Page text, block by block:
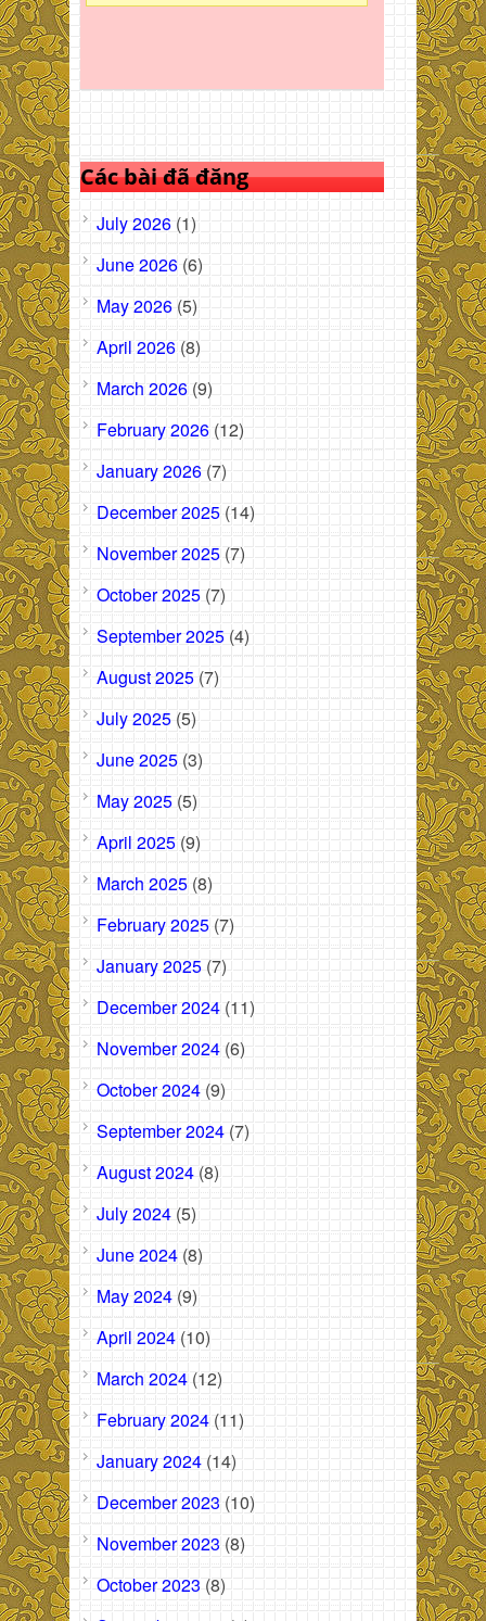
Các bài đã đăng
July 2026 (1)
June 2026 (6)
May 2026 (5)
April 2026 (8)
March 2026 (9)
February 2026 (12)
January 2026 (7)
December 2025 (14)
November 2025 (7)
October 2025 (7)
September 2025 (4)
August 2025 (7)
July 2025 (5)
June 2025 (3)
May 2025 (5)
April 2025 (9)
March 2025 (8)
February 2025 (7)
January 2025 (7)
December 2024 (11)
November 2024 (6)
October 2024 (9)
September 2024 (7)
August 2024 (8)
July 2024 (5)
June 2024 (8)
May 2024 (9)
April 2024 (10)
March 2024 (12)
February 2024 (11)
January 2024 (14)
December 2023 (10)
November 2023 (8)
October 2023 (8)